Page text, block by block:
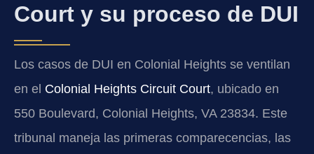
Court y su proceso de DUI
Los casos de DUI en Colonial Heights se ventilan
en el Colonial Heights Circuit Court, ubicado en
550 Boulevard, Colonial Heights, VA 23834. Este
tribunal maneja las primeras comparecencias, las